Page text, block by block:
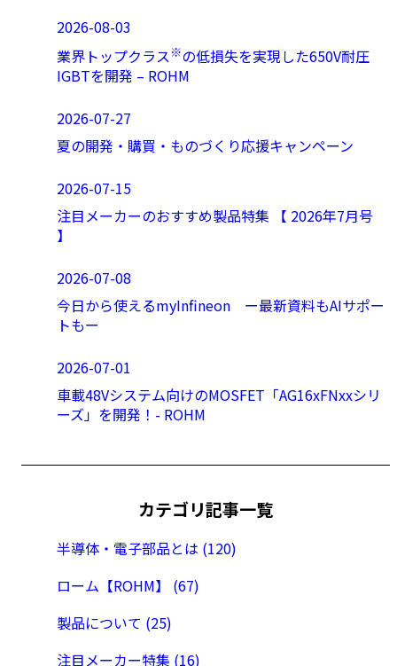
2026-08-03
業界トップクラス※の低損失を実現した650V耐圧
IGBTを開発 – ROHM
2026-07-27
夏の開発・購買・ものづくり応援キャンペーン
2026-07-15
注目メーカーのおすすめ製品特集 【 2026年7月号
】
2026-07-08
今日から使えるmyInfineon ー最新資料もAIサポー
トもー
2026-07-01
車載48Vシステム向けのMOSFET「AG16xFNxxシリ
ーズ」を開発！- ROHM
カテゴリ記事一覧
半導体・電子部品とは (120)
ローム【ROHM】 (67)
製品について (25)
注目メーカー特集 (16)